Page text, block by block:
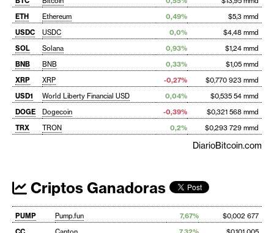
ETH
Ethereum 0,49%
$5,3 mmd
USDC
USDC 0,0%
$4,48 mmd
SOL
Solana 0,93%
$1,24 mmd
BNB
BNB 0,33%
$1,05 mmd
XRP
XRP -0,27%
$0,770 923 mmd
USD1
World Liberty Financial USD 0,04%
$0,535 54 mmd
DOGE
Dogecoin -0,39%
$0,321 568 mmd
TRX
TRON 0,2% $0,293 729 mmd
DiarioBitcoin.com
Criptos Ganadoras
PUMP Pump.fun 7,67%
$0,002 677